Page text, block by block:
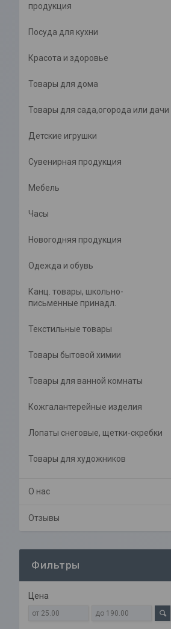
продукция
Посуда для кухни
Красота и здоровье
Товары для дома
Товары для сада,огорода или дачи
Детские игрушки
Сувенирная продукция
Мебель
Часы
Новогодняя продукция
Одежда и обувь
Канц. товары, школьно-
письменные принадл.
Текстильные товары
Товары бытовой химии
Товары для ванной комнаты
Кожгалантерейные изделия
Лопаты снеговые, щетки-скребки
Товары для художников
О нас
Отзывы
Фильтры
Цена